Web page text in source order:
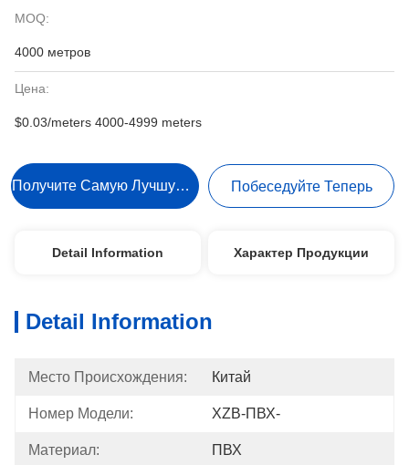
MOQ:
4000 метров
Цена:
$0.03/meters 4000-4999 meters
Получите Самую Лучшую Цену Побеседуйте Теперь
Detail Information Характер Продукции
Detail Information
Место Происхождения: Китай
Номер Модели: XZB-ПВХ-
Материал: ПВХ